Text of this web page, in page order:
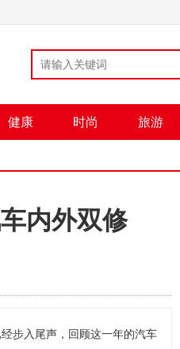
健康 时尚 旅游
内外双修
步入尾声，回顾这一年的汽车